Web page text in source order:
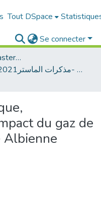
Tout DSpace
Se connecter
🎓مذكرات الماستر- Master's Theses
📅-2021علوم الأرض -مذكرات الماستر
du gaz de
Albienne